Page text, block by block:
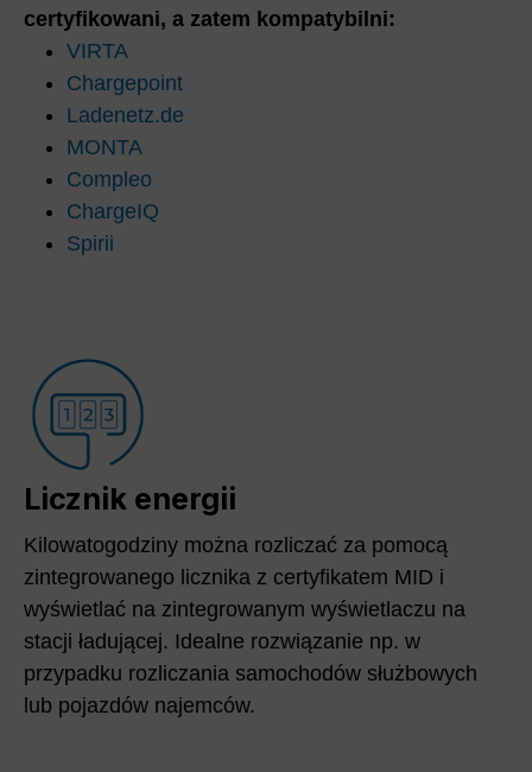
certyfikowani, a zatem kompatybilni:
VIRTA
Chargepoint
Ladenetz.de
MONTA
Compleo
ChargeIQ
Spirii
Licznik energii
Kilowatogodziny można rozliczać za pomocą
zintegrowanego licznika z certyfikatem MID i
wyświetlać na zintegrowanym wyświetlaczu na
stacji ładującej. Idealne rozwiązanie np. w
przypadku rozliczania samochodów służbowych
lub pojazdów najemców.